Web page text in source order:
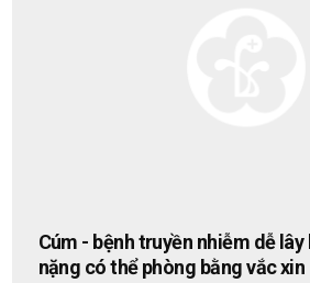
Cúm - bệnh truyền nhiễm dễ
nặng có thể phòng bằng vắc xin